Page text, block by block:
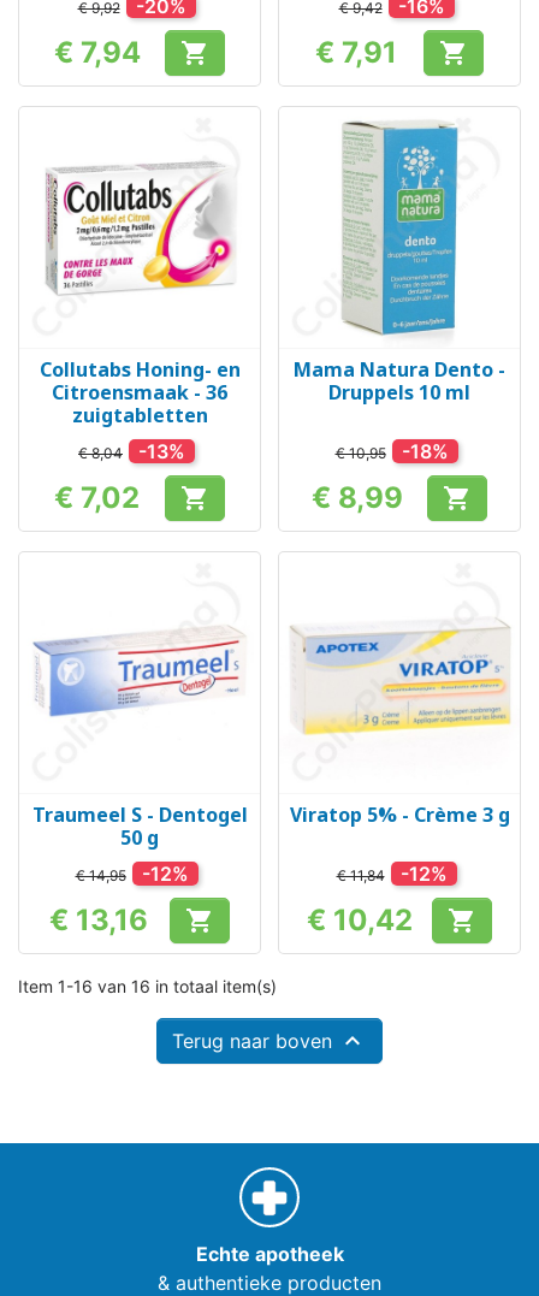
€ 9,92 -20%
Prijs
€ 7,94 
€ 9,42 -16%
Prijs
€ 7,91 
Collutabs Honing- en
Citroensmaak - 36
zuigtabletten
€ 8,04 -13%
Prijs
€ 7,02 
Mama Natura Dento -
Druppels 10 ml
€ 10,95 -18%
Prijs
€ 8,99 
Traumeel S - Dentogel
50 g
€ 14,95 -12%
Prijs
€ 13,16 
Viratop 5% - Crème 3 g
€ 11,84 -12%
Prijs
€ 10,42 
Item 1-16 van 16 in totaal item(s)
Terug naar boven 
Echte apotheek
& authentieke producten